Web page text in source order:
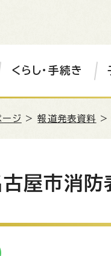
くらし・手続き
ージ >報道発表資料
屋市消防